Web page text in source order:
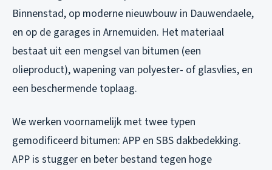
Binnenstad, op moderne nieuwbouw in Dauwendaele,
en op de garages in Arnemuiden. Het materiaal
bestaat uit een mengsel van bitumen (een
olieproduct), wapening van polyester- of glasvlies, en
een beschermende toplaag.
We werken voornamelijk met twee typen
gemodificeerd bitumen: APP en SBS dakbedekking.
APP is stugger en beter bestand tegen hoge